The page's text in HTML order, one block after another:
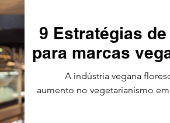
Marketing Esportivo
América Latina
9 Estratégias
para marcas
A indústria vegana
aumento no vegetarianismo